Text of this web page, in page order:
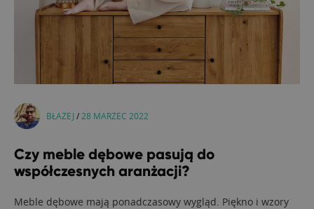
BŁAŻEJ / 28 MARZEC 2022
Czy meble dębowe pasują do
współczesnych aranżacji?
Meble dębowe mają ponadczasowy wygląd. Piękno i wzory